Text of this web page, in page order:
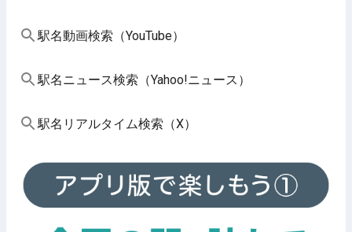
駅名動画検索（YouTube）
駅名ニュース検索（Yahoo!ニュース）
駅名リアルタイム検索（X）